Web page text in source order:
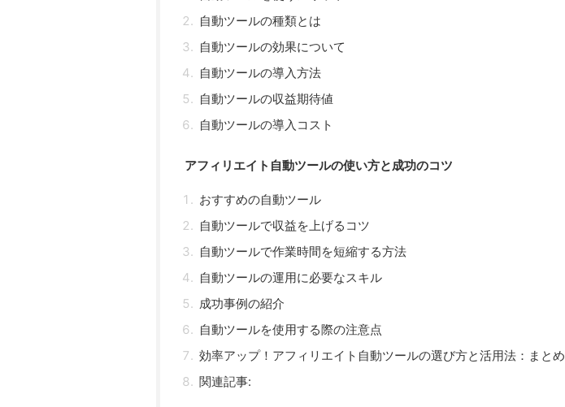
自動ツールの種類とは
自動ツールの効果について
自動ツールの導入方法
自動ツールの収益期待値
自動ツールの導入コスト
アフィリエイト自動ツールの使い方と成功のコツ
おすすめの自動ツール
自動ツールで収益を上げるコツ
自動ツールで作業時間を短縮する方法
自動ツールの運用に必要なスキル
成功事例の紹介
自動ツールを使用する際の注意点
効率アップ！アフィリエイト自動ツールの選び方と活用法：まとめ
関連記事: